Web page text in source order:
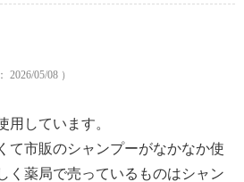
2026/05/08 ）
用しています。
て市販のシャンプーがなかなか使
く薬局で売っているものはシャン